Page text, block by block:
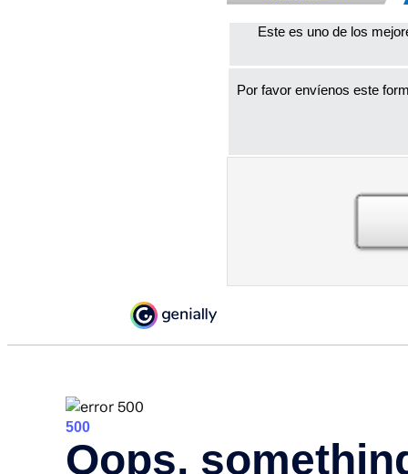
Este es uno de los
Por favor envíenos este